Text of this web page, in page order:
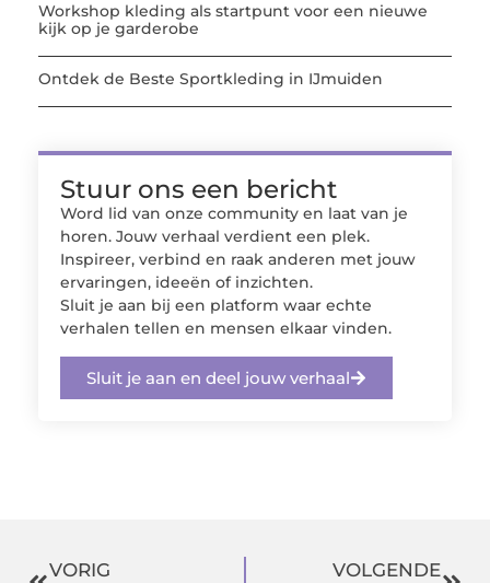
Workshop kleding als startpunt voor een nieuwe
kijk op je garderobe
Ontdek de Beste Sportkleding in IJmuiden
Stuur ons een bericht
Word lid van onze community en laat van je
horen. Jouw verhaal verdient een plek.
Inspireer, verbind en raak anderen met jouw
ervaringen, ideeën of inzichten.
Sluit je aan bij een platform waar echte
verhalen tellen en mensen elkaar vinden.
Sluit je aan en deel jouw verhaal
VORIG VOLGENDE